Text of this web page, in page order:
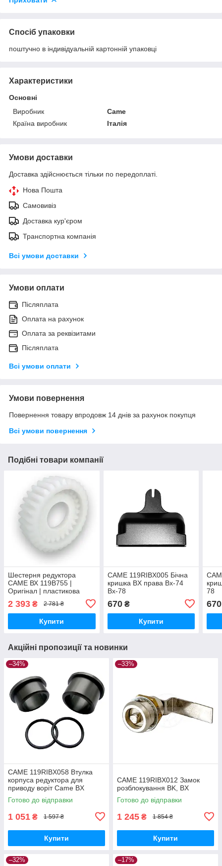
Спосіб упаковки
поштучно в індивідуальній картонній упаковці
Характеристики
Основні
Виробник
Came
Країна виробник
Італія
Умови доставки
Доставка здійснюється тільки по передоплаті.
Нова Пошта
Самовивіз
Доставка кур'єром
Транспортна компанія
Всі умови доставки
Умови оплати
Післяплата
Оплата на рахунок
Оплата за реквізитами
Післяплата
Всі умови оплати
Умови повернення
Повернення товару впродовж 14 днів за рахунок покупця
Всі умови повернення
Подібні товари компанії
Шестерня редуктора
CAME ВХ 119B755 |
Оригінал | пластикова
шестірня для приводу Bx-
64, Bx-74, Bx-68, Bx-78
2 393 ₴ 2 781 ₴
Купити
CAME 119RIBX005 Бічна
кришка BX права Bx-74
Bx-78
670₴
Купити
78
670
Акційні пропозиції та новинки
–34%
CAME 119RIBX058 Втулка
корпуса редуктора для
приводу воріт Came BX
Готово до відправки
1 051 ₴ 1 597 ₴
Купити
–33%
CAME 119RIBX012 Замок
розблокування BK, BX
Готово до відправки
1 245 ₴ 1 854 ₴
Купити
–32% –17%